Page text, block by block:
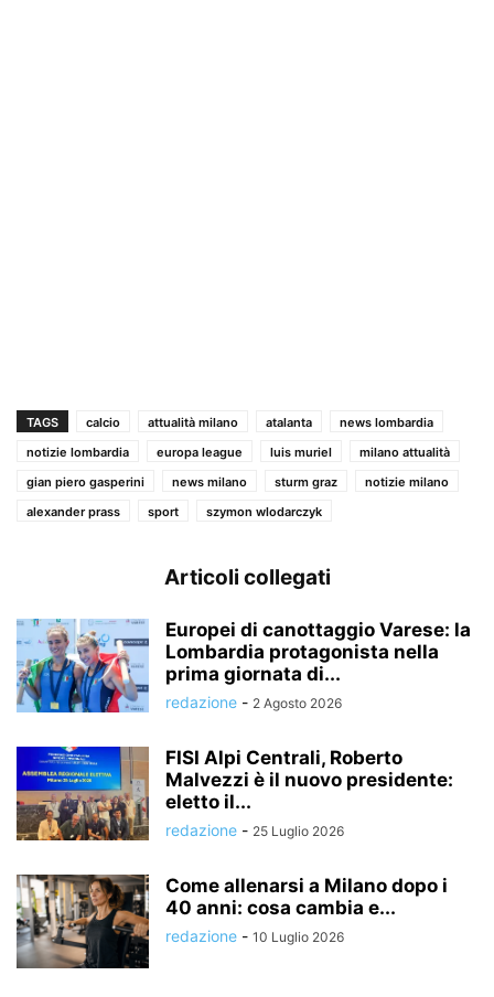
TAGS calcio attualità milano atalanta
news lombardia
notizie lombardia
europa league luis muriel
milano attualità
gian piero gasperini
news milano sturm graz
notizie milano
alexander prass
sport szymon wlodarczyk
Articoli collegati
Europei di canottaggio Varese: la
Lombardia protagonista nella
prima giornata di...
redazione - 2 Agosto 2026
FISI Alpi Centrali, Roberto
Malvezzi è il nuovo presidente:
eletto il...
redazione - 25 Luglio 2026
Come allenarsi a Milano dopo i
40 anni: cosa cambia e...
redazione - 10 Luglio 2026